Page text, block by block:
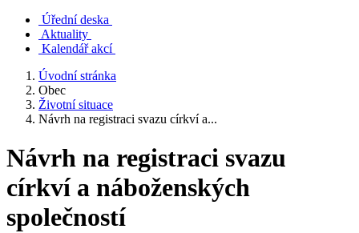
Úřední deska
Aktuality
Kalendář akcí
Úvodní stránka
Obec
Životní situace
Návrh na registraci svazu církví a...
Návrh na registraci svazu
církví a náboženských
společností